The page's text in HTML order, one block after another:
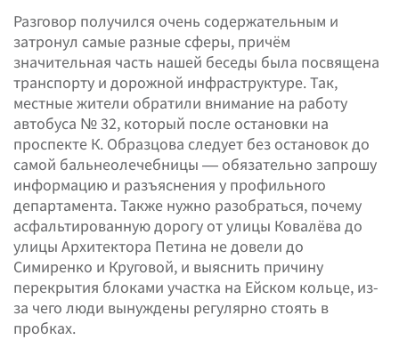
Разговор получился очень содержательным и
затронул самые разные сферы, причём
значительная часть нашей беседы была посвящена
транспорту и дорожной инфраструктуре. Так,
местные жители обратили внимание на работу
автобуса № 32, который после остановки на
проспекте К. Образцова следует без остановок до
самой бальнеолечебницы — обязательно запрошу
информацию и разъяснения у профильного
департамента. Также нужно разобраться, почему
асфальтированную дорогу от улицы Ковалёва до
улицы Архитектора Петина не довели до
Симиренко и Круговой, и выяснить причину
перекрытия блоками участка на Ейском кольце, из-
за чего люди вынуждены регулярно стоять в
пробках.